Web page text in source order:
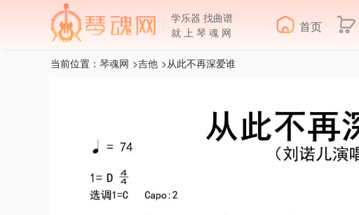
学乐器 找曲谱
就 上 琴 魂 网
首页
当前位置： 琴魂网 >吉他 >从此不再深爱谁